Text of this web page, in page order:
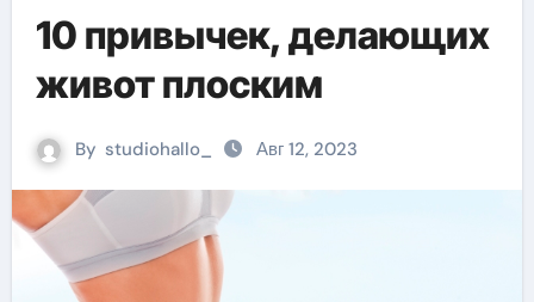
10 привычек, делающих
живот плоским
By studiohallo_ Авг 12, 2023